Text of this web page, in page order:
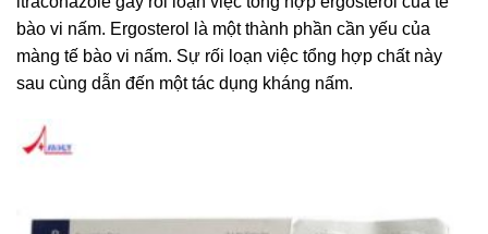
bào vi nấm. Ergosterol là một thành phần cần yếu của
màng tế bào vi nấm. Sự rối loạn việc tổng hợp chất này
sau cùng dẫn đến một tác dụng kháng nấm.